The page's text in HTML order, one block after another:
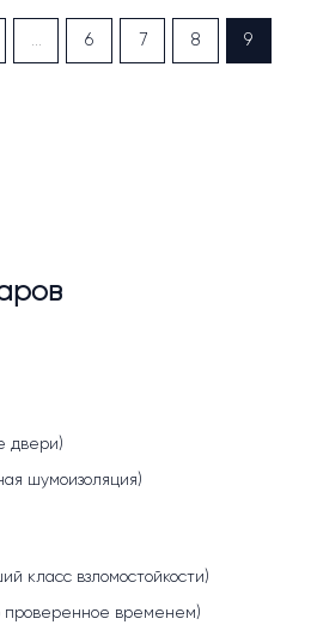
двери)
шумоизоляция)
класс взломостойкости)
временем)
… 6 7 8 9